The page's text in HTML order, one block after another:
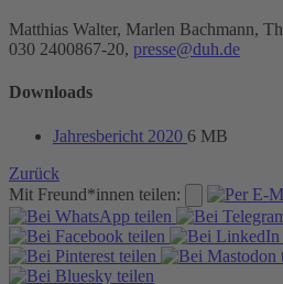
Matthias Walter, Marlen Bachmann,
030 2400867-20, presse@duh.de
Downloads
Jahresbericht 2020 6 MB
Zurück
Mit Freund*innen teilen: